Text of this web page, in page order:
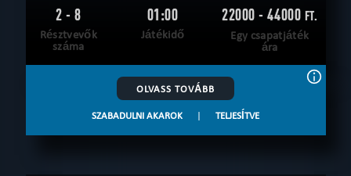
2 - 8
Résztvevők
száma
01:00
Játékidő
22000 - 44000 FT.
Egy csapatjáték
ára
OLVASS TOVÁBB
SZABADULNI AKAROK | TELJESÍTVE